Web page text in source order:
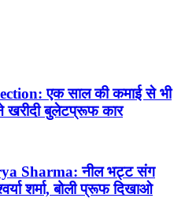
एक साल की कमाई से भी
खरीदी बुलेटप्रूफ कार
Sharma: नील भट्ट संग
शर्मा, बोली प्रूफ दिखाओ